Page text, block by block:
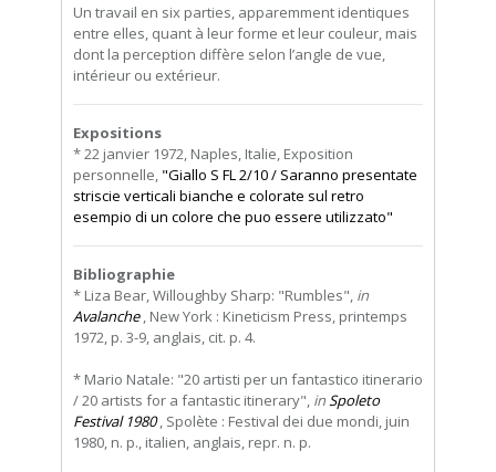
Un travail en six parties, apparemment identiques
entre elles, quant à leur forme et leur couleur, mais
dont la perception diffère selon l’angle de vue,
intérieur ou extérieur.
Expositions
* 22 janvier 1972, Naples, Italie, Exposition
personnelle, "Giallo S FL 2/10 / Saranno presentate
striscie verticali bianche e colorate sul retro
esempio di un colore che puo essere utilizzato"
Bibliographie
* Liza Bear, Willoughby Sharp: "Rumbles", in
Avalanche, New York : Kineticism Press, printemps
1972, p. 3-9, anglais, cit. p. 4.
* Mario Natale: "20 artisti per un fantastico itinerario
/ 20 artists for a fantastic itinerary", inSpoleto
Festival 1980, Spolète : Festival dei due mondi, juin
1980, n. p., italien, anglais, repr. n. p.